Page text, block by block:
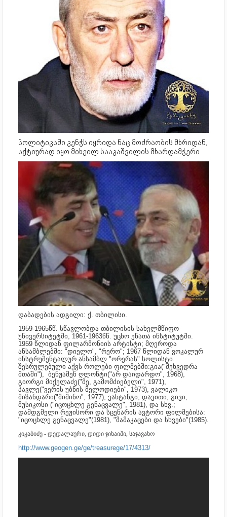
პოლიტიკაში კენჭს იყრიდა ნაც მოძრაობის მხრიდან,
აქტიურად იყო მიხეილ სააკაშვილის მხარდამჭერი
დაბადების ადგილი: ქ. თბილისი.
1959-1965წწ. სწავლობდა თბილისის სახელმწიფო
უნივერსიტეტში, 1961-1963წწ. უცხო ენათა ინსტიტუტში.
1959 წლიდან ფილარმონიის არტისტი; მღეროდა
ანსამბლებში: "დიელო", "რერო"; 1967 წლიდან ვოკალურ
ინსტრუმენტალურ ანსამბლ "ორერას" სოლისტი.
შესრულებული აქვს როლები ფილმებში:გია("შეხვედრა
მთაში"), ბენჟამენ ღლონტი("არ დაიდარდო", 1968),
გიორგი მიქელაძე("მე, გამომძიებელი", 1971),
პავლე("ვერის უბნის მელოდიები", 1973), ვალიკო
მიზანდარი("მიმინო", 1977), ვახტანგი, დავითი, გივი,
მუსიკოსი ("იცოცხლე გენაცვალე", 1981), და სხვ.;
დამდგმელი რეჟისორი და სცენარის ავტორი ფილმებისა:
"იცოცხლე გენაცვალე"(1981), "მამაკაცები და სხვები"(1985).
კიკაბიძე - დედალაური, დიდი ჯიხაიში, საჯავახო
http://www.geogen.ge/ge/treasurege/17/4313/